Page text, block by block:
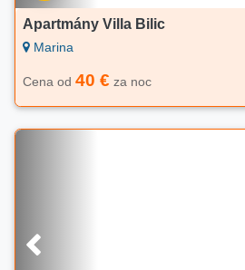
Apartmány Villa Bilic
Marina
Cena od 40 € za noc